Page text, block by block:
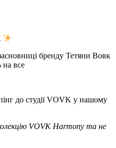
бренду Тетяни Вовк
на все
до студії VOVK у нашому
VOVK Harmony та не